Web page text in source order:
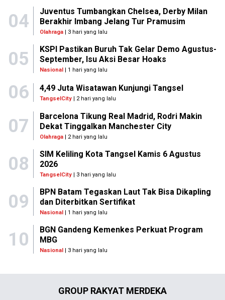
04
Juventus Tumbangkan Chelsea, Derby Milan
Berakhir Imbang Jelang Tur Pramusim
Olahraga| 3 hari yang lalu
05
KSPI Pastikan Buruh Tak Gelar Demo Agustus-
September, Isu Aksi Besar Hoaks
Nasional| 1 hari yang lalu
06 4,49 Juta Wisatawan Kunjungi Tangsel
TangselCity | 2 hari yang lalu
07
Barcelona Tikung Real Madrid, Rodri Makin
Dekat Tinggalkan Manchester City
Olahraga| 2 hari yang lalu
08
SIM Keliling Kota Tangsel Kamis 6 Agustus
2026
TangselCity| 3 hari yang lalu
09
BPN Batam Tegaskan Laut Tak Bisa Dikapling
dan Diterbitkan Sertifikat
Nasional| 1 hari yang lalu
10
BGN Gandeng Kemenkes Perkuat Program
MBG
Nasional| 3 hari yang lalu
GROUP RAKYAT MERDEKA